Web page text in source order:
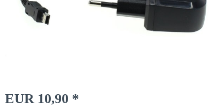
EUR 10,90 *